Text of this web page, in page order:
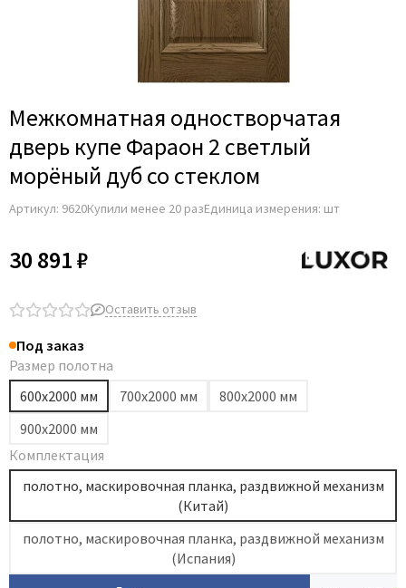
Aldeghi Luigi
Archie
Armadillo
Aurum Doors
Bravo
Comaglio
Comit
Covali
Dircode
Eclisse
El Porta
Fimet
Межкомнатная одностворчатая
дверь купе Фараон 2 светлый
морёный дуб со стеклом
Артикул: 9620Купили менее 20 разЕдиница измерения: шт
30 891 ₽
Оставить отзыв
Под заказ
Размер полотна
600х2000 мм
700х2000 мм
800х2000 мм
900х2000 мм
Комплектация
полотно, маскировочная планка, раздвижной механизм
(Китай)
полотно, маскировочная планка, раздвижной механизм
(Испания)